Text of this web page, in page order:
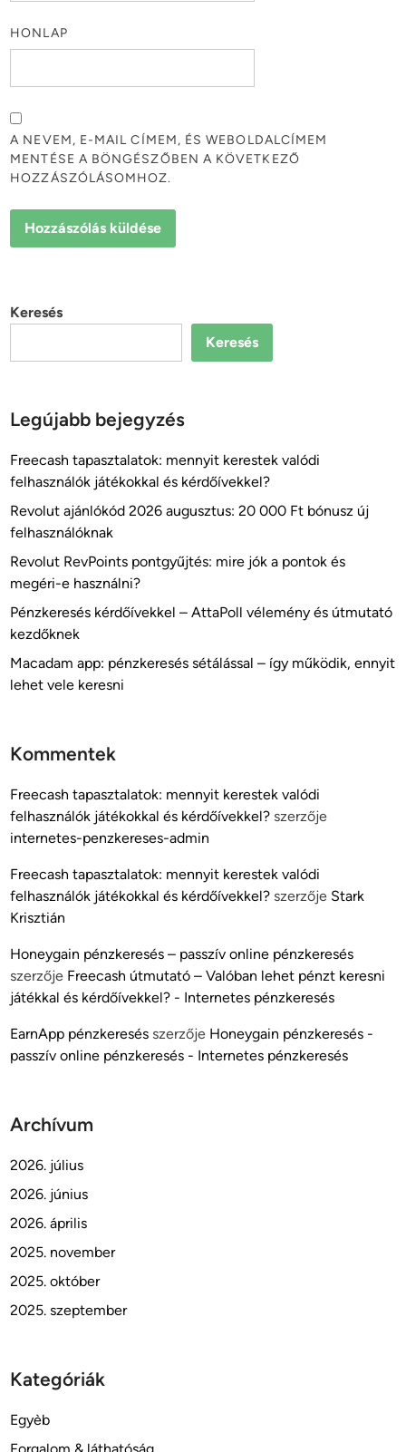
HONLAP
A NEVEM, E-MAIL CÍMEM, ÉS WEBOLDALCÍMEM
MENTÉSE A BÖNGÉSZŐBEN A KÖVETKEZŐ
HOZZÁSZÓLÁSOMHOZ.
Keresés
Keresés
Legújabb bejegyzés
Freecash tapasztalatok: mennyit kerestek valódi
felhasználók játékokkal és kérdőívekkel?
Revolut ajánlókód 2026 augusztus: 20 000 Ft bónusz új
felhasználóknak
Revolut RevPoints pontgyűjtés: mire jók a pontok és
megéri-e használni?
Pénzkeresés kérdőívekkel – AttaPoll vélemény és útmutató
kezdőknek
Macadam app: pénzkeresés sétálással – így működik, ennyit
lehet vele keresni
Kommentek
Freecash tapasztalatok: mennyit kerestek valódi
felhasználók játékokkal és kérdőívekkel? szerzője
internetes-penzkereses-admin
Freecash tapasztalatok: mennyit kerestek valódi
felhasználók játékokkal és kérdőívekkel? szerzője Stark
Krisztián
Honeygain pénzkeresés – passzív online pénzkeresés
szerzője Freecash útmutató – Valóban lehet pénzt keresni
játékkal és kérdőívekkel? - Internetes pénzkeresés
EarnApp pénzkeresés szerzője Honeygain pénzkeresés -
passzív online pénzkeresés - Internetes pénzkeresés
Archívum
2026. július
2026. június
2026. április
2025. november
2025. október
2025. szeptember
Kategóriák
Egyèb
Forgalom & láthatóság